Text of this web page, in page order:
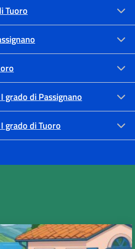
Tuoro
grado di Passignano
grado di Tuoro